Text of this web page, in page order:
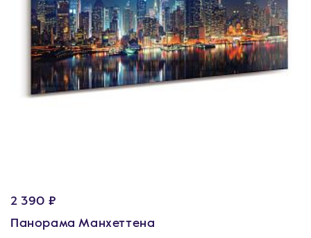
2 390 ₽
Панорама Манхеттена